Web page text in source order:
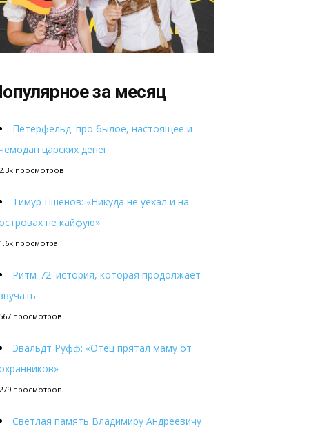
за месяц
Петерфельд: про былое, настоящее и
царских денег
просмотров
Тимур Пшенов: «Никуда не уехал и на
не кайфую»
просмотра
Ритм-72: история, которая продолжает
просмотров
Эвальдт Руфф: «Отец прятал маму от
просмотров
Светлая память Владимиру Андреевичу